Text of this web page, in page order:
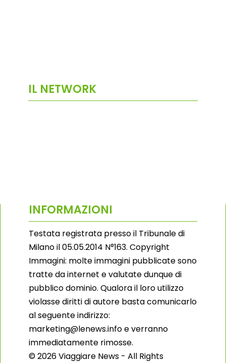
IL NETWORK
INFORMAZIONI
Testata registrata presso il Tribunale di
Milano il 05.05.2014 N°163. Copyright
Immagini: molte immagini pubblicate sono
tratte da internet e valutate dunque di
pubblico dominio. Qualora il loro utilizzo
violasse diritti di autore basta comunicarlo
al seguente indirizzo:
marketing@lenews.info e verranno
immediatamente rimosse.
© 2026 Viaggiare News - All Rights